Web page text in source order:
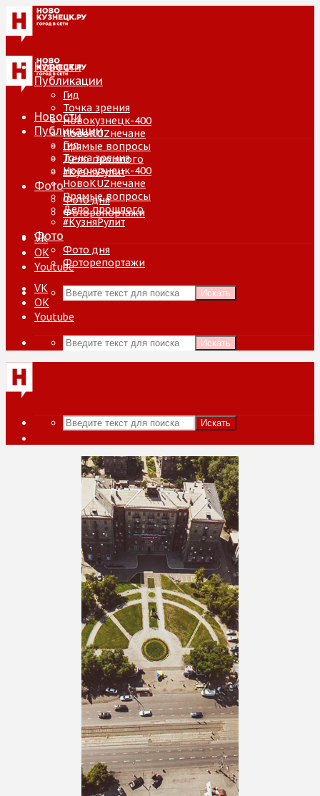
Новости
Публикации
Гид
Точка зрения
Новокузнецк-400
НовоKUZнечане
Прямые вопросы
Дело прошлого
#КузняРулит
Фото
Фото дня
Фоторепортажи
VK
ОК
Youtube
Искать
Новости
Публикации
Гид
Точка зрения
Новокузнецк-400
НовоKUZнечане
Прямые вопросы
Дело прошлого
#КузняРулит
Фото
Фото дня
Фоторепортажи
VK
ОК
Youtube
Искать
Искать